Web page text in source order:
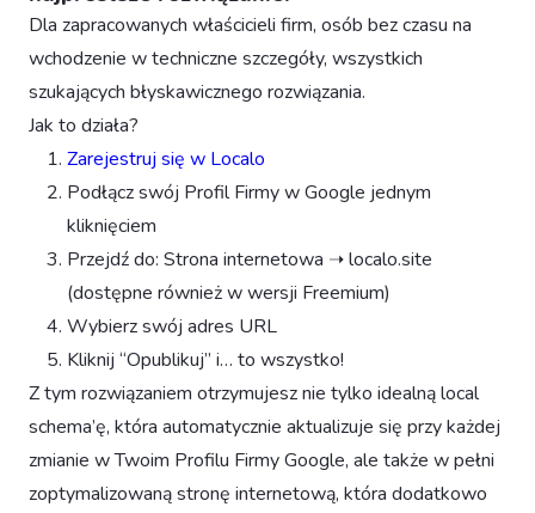
Dla zapracowanych właścicieli firm, osób bez czasu na
wchodzenie w techniczne szczegóły, wszystkich
szukających błyskawicznego rozwiązania.
Jak to działa?
Zarejestruj się w Localo
Podłącz swój Profil Firmy w Google jednym
kliknięciem
Przejdź do: Strona internetowa ➝ localo.site
(dostępne również w wersji Freemium)
Wybierz swój adres URL
Kliknij “Opublikuj” i… to wszystko!
Z tym rozwiązaniem otrzymujesz nie tylko idealną local
schema’ę, która automatycznie aktualizuje się przy każdej
zmianie w Twoim Profilu Firmy Google, ale także w pełni
zoptymalizowaną stronę internetową, która dodatkowo